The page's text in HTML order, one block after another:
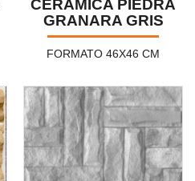
CERÁMICA PIEDRA
GRANARA GRIS
FORMATO 46X46 CM